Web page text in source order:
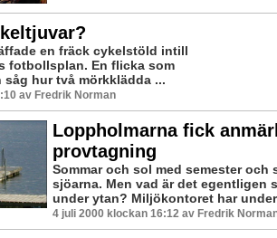
en fräck cykelstöld intill
fotbollsplan. En flicka som
såg hur två mörkklädda ...
av Fredrik Norman
Loppholmarna fick
provtagning
Sommar och sol med semester och
sjöarna. Men vad är det egentligen
under ytan? Miljökontoret har
4 juli 2000 klockan 16:12 av Fredrik